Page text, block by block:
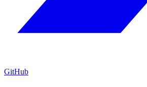
GitHub